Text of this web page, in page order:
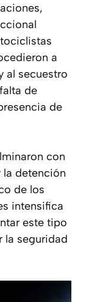
a
al secuestro
de
de
con
detención
de los
intensifica
este tipo
la seguridad